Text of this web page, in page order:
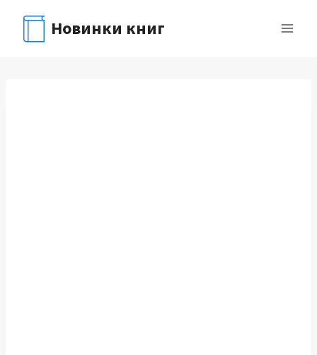
содержимому
Новинки книг